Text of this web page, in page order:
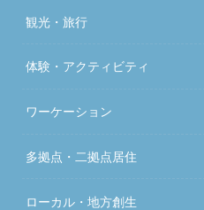
観光・旅行
体験・アクティビティ
ワーケーション
多拠点・二拠点居住
ローカル・地方創生